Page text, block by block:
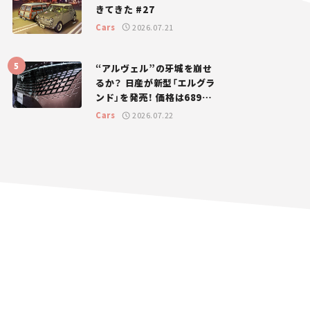
きてきた #27
Cars 2026.07.21
“アルヴェル”の牙城を崩せ
るか？ 日産が新型「エルグラ
ンド」を発売！ 価格は689万
円から【新車ニュース】
Cars 2026.07.22